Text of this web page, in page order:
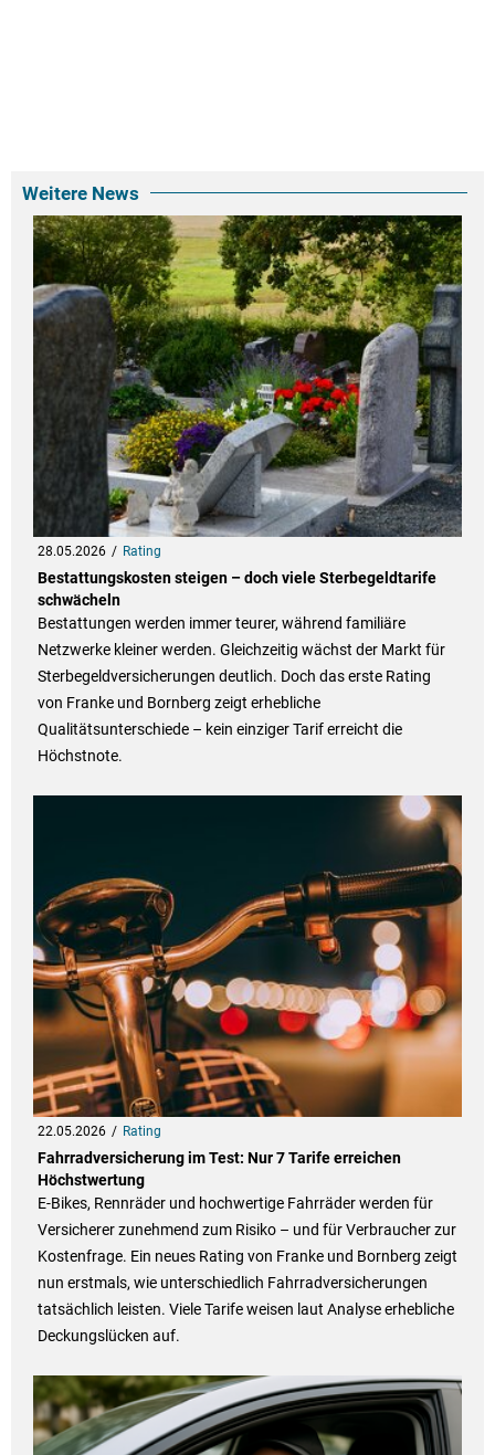
Weitere News
28.05.2026 Rating
Bestattungskosten steigen – doch viele Sterbegeldtarife
schwächeln
Bestattungen werden immer teurer, während familiäre
Netzwerke kleiner werden. Gleichzeitig wächst der Markt für
Sterbegeldversicherungen deutlich. Doch das erste Rating
von Franke und Bornberg zeigt erhebliche
Qualitätsunterschiede – kein einziger Tarif erreicht die
Höchstnote.
22.05.2026 Rating
Fahrradversicherung im Test: Nur 7 Tarife erreichen
Höchstwertung
E-Bikes, Rennräder und hochwertige Fahrräder werden für
Versicherer zunehmend zum Risiko – und für Verbraucher zur
Kostenfrage. Ein neues Rating von Franke und Bornberg zeigt
nun erstmals, wie unterschiedlich Fahrradversicherungen
tatsächlich leisten. Viele Tarife weisen laut Analyse erhebliche
Deckungslücken auf.